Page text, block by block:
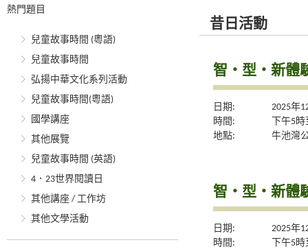
熱門題目
兒童故事時間 (粵語)
兒童故事時間
弘揚中華文化系列活動
兒童故事時間(粵語)
國學講座
其他展覽
兒童故事時間 (英語)
4．23世界閱讀日
其他講座 / 工作坊
其他文學活動
昔日活動
智・型・新體
日期:
2025年
時間:
下午5
地點:
牛池灣
智・型・新體
日期:
2025年
時間:
下午5